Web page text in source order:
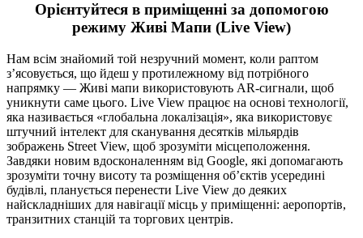
Орієнтуйтеся в приміщенні за допомогою
режиму Живі Мапи (Live View)
Нам всім знайомий той незручний момент, коли раптом
з’ясовується, що йдеш у протилежному від потрібного
напрямку — Живі мапи використовують AR-сигнали, щоб
уникнути саме цього. Live View працює на основі технології,
яка називається «глобальна локалізація», яка використовує
штучний інтелект для сканування десятків мільярдів
зображень Street View, щоб зрозуміти місцеположення.
Завдяки новим вдосконаленням від Google, які допомагають
зрозуміти точну висоту та розміщення об’єктів усередині
будівлі, планується перенести Live View до деяких
найскладніших для навігації місць у приміщенні: аеропортів,
транзитних станцій та торгових центрів.